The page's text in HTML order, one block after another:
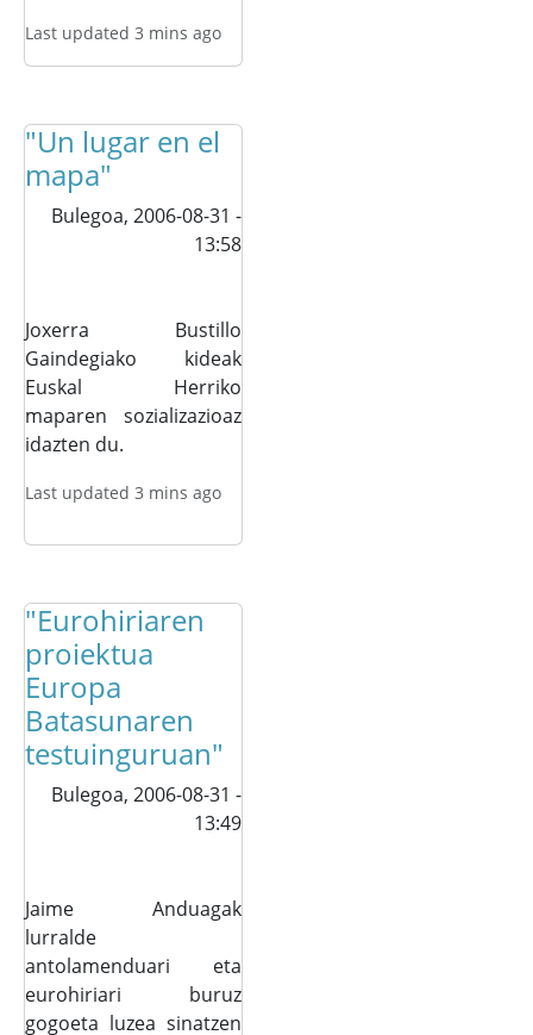
Last updated 3 mins ago
"Un lugar en el
mapa"
Bulegoa, 2006-08-31 -
13:58
Joxerra Bustillo
Gaindegiako kideak
Euskal Herriko
maparen sozializazioaz
idazten du.
Last updated 3 mins ago
"Eurohiriaren
proiektua
Europa
Batasunaren
testuinguruan"
Bulegoa, 2006-08-31 -
13:49
Jaime Anduagak
lurralde
antolamenduari eta
eurohiriari buruz
gogoeta luzea sinatzen